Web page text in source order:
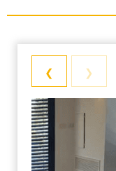
❮
❯